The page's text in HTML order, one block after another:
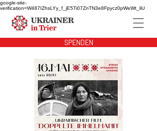
google-site-
verification=W487IZhsLYy_f_jE5Ti07ZnTN3e8Fpycz0pWeWt_liU
SPENDEN